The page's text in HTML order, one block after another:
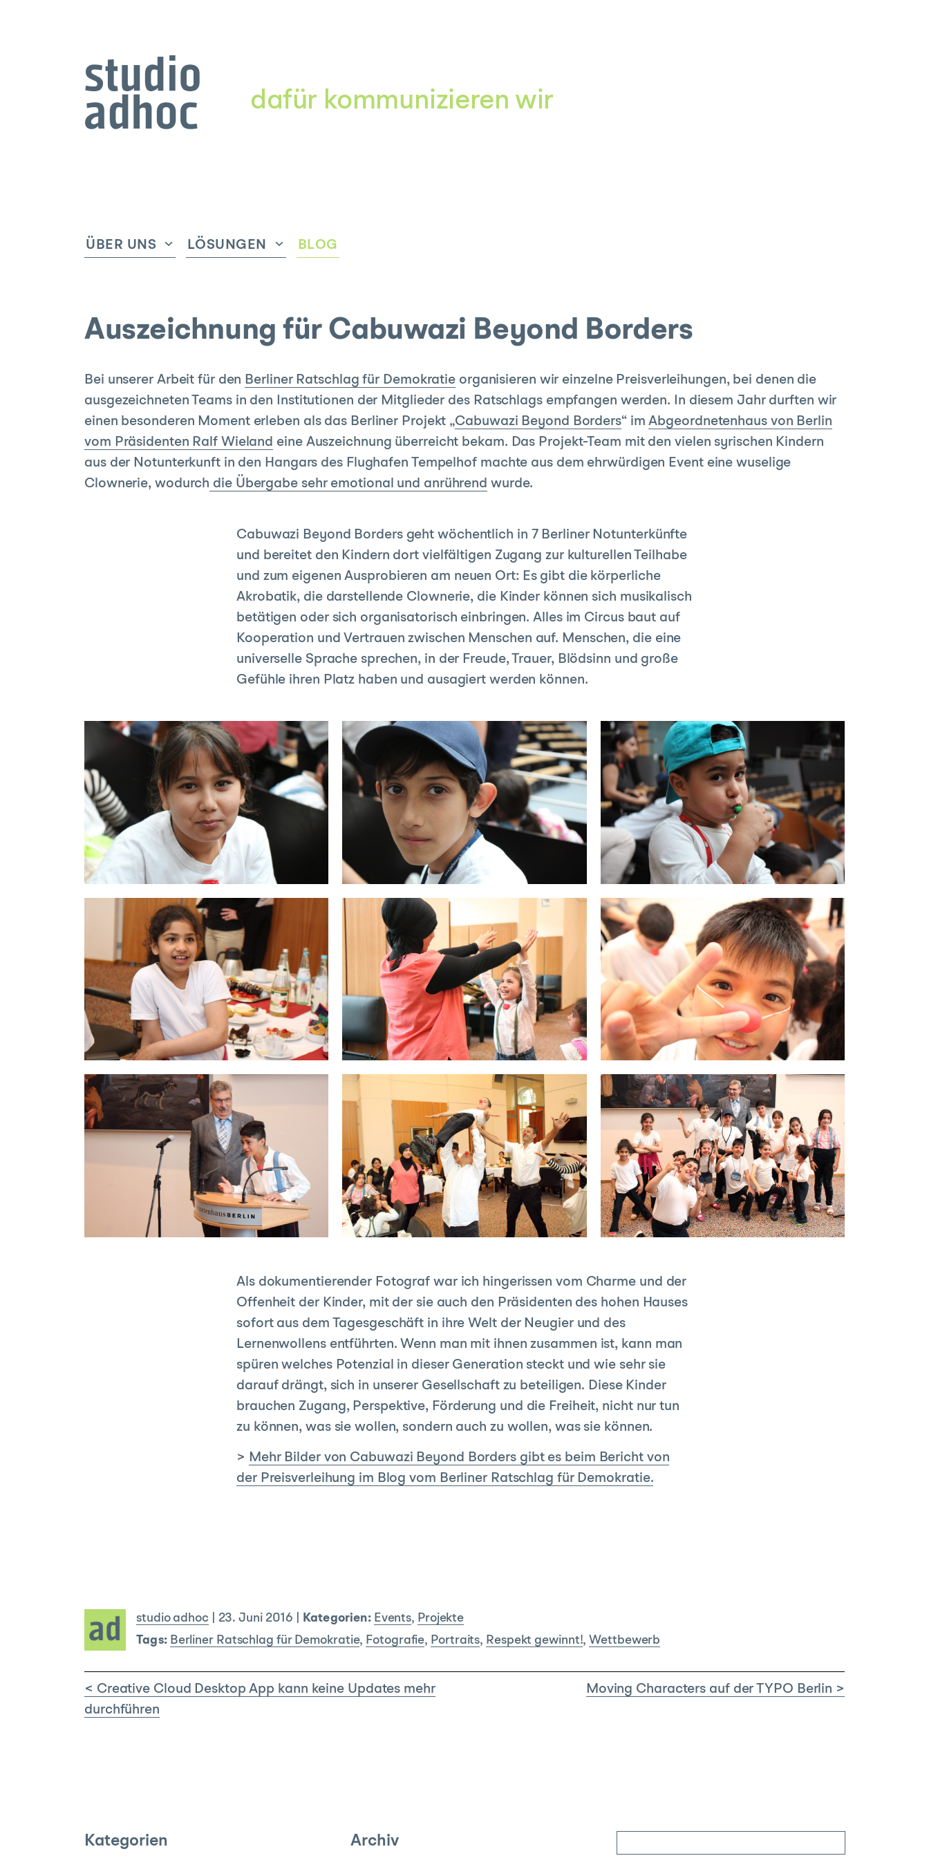
dafür kommunizieren wir
ÜBER UNS
Untermenü
LÖSUNGEN
Untermenü
BLOG
Auszeichnung für Cabuwazi Beyond Borders
Bei unserer Arbeit für den Berliner Ratschlag für Demokratie organisieren wir einzelne Preisverleihungen, bei denen die
ausgezeichneten Teams in den Institutionen der Mitglieder des Ratschlags empfangen werden. In diesem Jahr durften wir
einen besonderen Moment erleben als das Berliner Projekt „Cabuwazi Beyond Borders“ imAbgeordnetenhaus von Berlin
vom Präsidenten Ralf Wieland eine Auszeichnung überreicht bekam. Das Projekt-Team mit den vielen syrischen Kindern
aus der Notunterkunft in den Hangars des Flughafen Tempelhof machte aus dem ehrwürdigen Event eine wuselige
Clownerie, wodurch die Übergabe sehr emotional und anrührend wurde.
Cabuwazi Beyond Borders geht wöchentlich in 7 Berliner Notunterkünfte
und bereitet den Kindern dort vielfältigen Zugang zur kulturellen Teilhabe
und zum eigenen Ausprobieren am neuen Ort: Es gibt die körperliche
Akrobatik, die darstellende Clownerie, die Kinder können sich musikalisch
betätigen oder sich organisatorisch einbringen. Alles im Circus baut auf
Kooperation und Vertrauen zwischen Menschen auf. Menschen, die eine
universelle Sprache sprechen, in der Freude, Trauer, Blödsinn und große
Gefühle ihren Platz haben und ausagiert werden können.
Als dokumentierender Fotograf war ich hingerissen vom Charme und der
Offenheit der Kinder, mit der sie auch den Präsidenten des hohen Hauses
sofort aus dem Tagesgeschäft in ihre Welt der Neugier und des
Lernenwollens entführten. Wenn man mit ihnen zusammen ist, kann man
spüren welches Potenzial in dieser Generation steckt und wie sehr sie
darauf drängt, sich in unserer Gesellschaft zu beteiligen. Diese Kinder
brauchen Zugang, Perspektive, Förderung und die Freiheit, nicht nur tun
zu können, was sie wollen, sondern auch zu wollen, was sie können.
> Mehr Bilder von Cabuwazi Beyond Borders gibt es beim Bericht von
der Preisverleihung im Blog vom Berliner Ratschlag für Demokratie.
studio adhoc 23. Juni 2016 Kategorien: Events, Projekte
Tags: Berliner Ratschlag für Demokratie, Fotografie, Portraits, Respekt gewinnt!, Wettbewerb
< Creative Cloud Desktop App kann keine Updates mehr
durchführen
Moving Characters auf der TYPO Berlin >
Kategorien Archiv